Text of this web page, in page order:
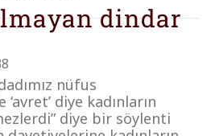
dindar
nüfus
diye kadınların
diye bir söylenti